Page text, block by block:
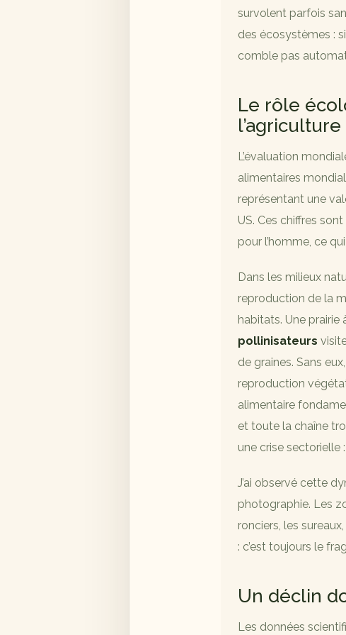
survolent parfois
des écosystèmes :
comble pas
Le rôle
l’agriculture
L’évaluation
alimentaires
représentant une
US. Ces chiffres
pour l’homme, ce
Dans les milieux
reproduction de la
habitats. Une prairie
pollinisateurs
de graines. Sans
reproduction
alimentaire
et toute la chaîne
une crise sectorielle
J’ai observé cette
photographie. Les
ronciers, les
: c’est toujours le
Un déclin
Les données